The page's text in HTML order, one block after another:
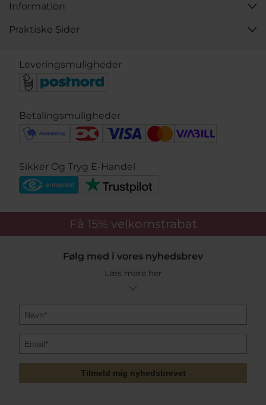
Information
Praktiske Sider
Leveringsmuligheder
Betalingsmuligheder
Sikker Og Tryg E-Handel
Få 15% velkomstrabat
Følg med i vores nyhedsbrev
Læs mere her
Tilmeld mig nyhedsbrevet